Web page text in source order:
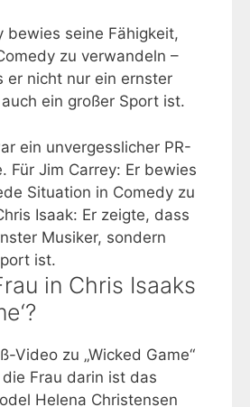
bewies seine Fähigkeit,
zu verwandeln –
er nicht nur ein ernster
ein großer Sport ist.
ein unvergesslicher PR-
Für Jim Carrey: Er bewies
Situation in Comedy zu
Isaak: Er zeigte, dass
Musiker, sondern
ist.
in Chris Isaaks
Video zu „Wicked Game“
Frau darin ist das
Helena Christensen